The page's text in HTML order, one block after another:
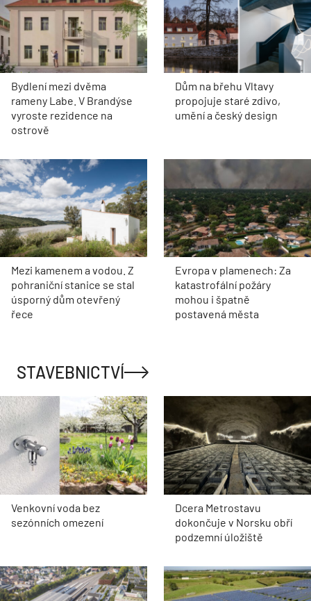
Bydlení mezi dvěma
rameny Labe. V Brandýse
vyroste rezidence na
ostrově
Dům na břehu Vltavy
propojuje staré zdivo,
umění a český design
Mezi kamenem a vodou. Z
pohraniční stanice se stal
úsporný dům otevřený
řece
Evropa v plamenech: Za
katastrofální požáry
mohou i špatně
postavená města
STAVEBNICTVÍ
Venkovní voda bez
sezónních omezení
Dcera Metrostavu
dokončuje v Norsku obří
podzemní úložiště